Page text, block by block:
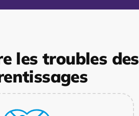
les troubles des